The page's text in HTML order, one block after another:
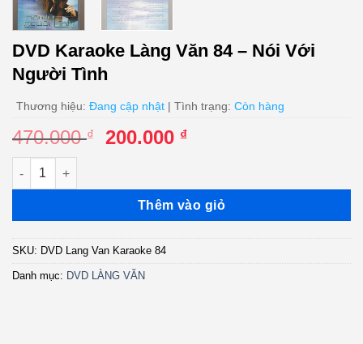
DVD Karaoke Làng Văn 84 – Nói Với
Người Tình
Thương hiệu: Đang cập nhật | Tình trạng: Còn hàng
470.000₫
Giá
470.000 ₫.
200.000 ₫Giá
là:
200.000 ₫.
DVD Karaoke Làng Văn 84 - Nói Với Người Tình số lượng
Thêm vào giỏ
SKU: DVD Lang Van Karaoke 84
Danh mục: DVD LÀNG VĂN